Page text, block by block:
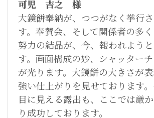
可児 吉之 様
大鏡餅奉納が、つつがなく挙行
す。奉賛会、そして関係者の多
努力の結晶が、今、報われよう
す。画面構成の妙、シャッター
が光ります。大鏡餅の大きさが
強い仕上がりを見せております
目に見える露出も、ここでは厳
り成功しております。